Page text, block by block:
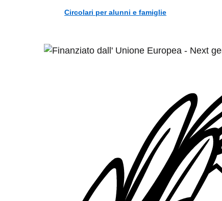
Circolari per alunni e famiglie